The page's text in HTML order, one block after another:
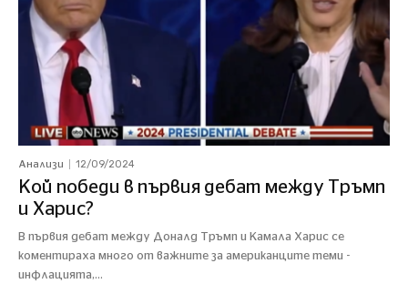
Анализи 12/09/2024
Кой победи в първия дебат между Тръмп
и Харис?
В първия дебат между Доналд Тръмп и Камала Харис се
коментираха много от важните за американците теми -
инфлацията,...